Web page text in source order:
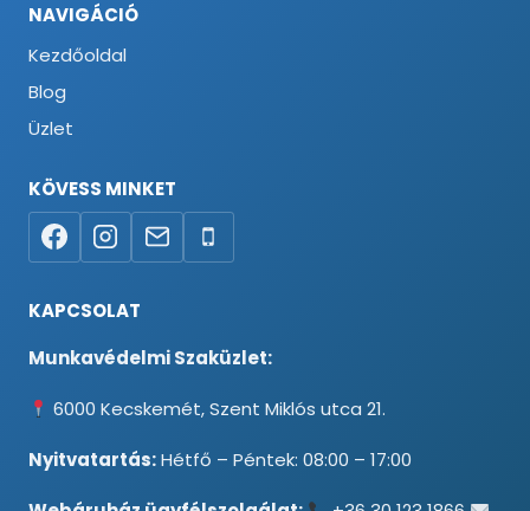
NAVIGÁCIÓ
Kezdőoldal
Blog
Üzlet
KÖVESS MINKET
KAPCSOLAT
Munkavédelmi Szaküzlet:
6000 Kecskemét, Szent Miklós utca 21.
Nyitvatartás:Hétfő – Péntek: 08:00 – 17:00